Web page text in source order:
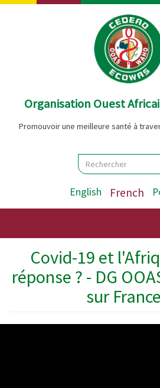
Aller
Organisation Ouest
Promouvoir une meilleure santé à
Search
Rechercher
English French
Covid-19 et
réponse ? - DG
sur